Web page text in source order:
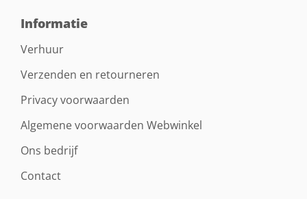
Informatie
Verhuur
Verzenden en retourneren
Privacy voorwaarden
Algemene voorwaarden Webwinkel
Ons bedrijf
Contact